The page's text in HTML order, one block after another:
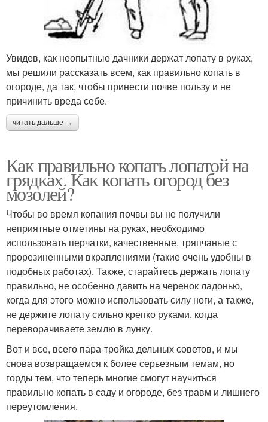
Увидев, как неопытные дачники держат лопату в руках,
мы решили рассказать всем, как правильно копать в
огороде, да так, чтобы принести почве пользу и не
причинить вреда себе.
читать дальше →
Как правильно копать лопатой на
грядках. Как копать огород без
мозолей?
Чтобы во время копания почвы вы не получили
неприятные отметины на руках, необходимо
использовать перчатки, качественные, тряпчаные с
прорезиненными вкраплениями (такие очень удобны в
подобных работах). Также, старайтесь держать лопату
правильно, не особенно давить на черенок ладонью,
когда для этого можно использовать силу ноги, а также,
не держите лопату сильно крепко руками, когда
переворачиваете землю в лунку.
Вот и все, всего пара-тройка дельных советов, и мы
снова возвращаемся к более серьезным темам, но
горды тем, что теперь многие смогут научиться
правильно копать в саду и огороде, без травм и лишнего
переутомления.